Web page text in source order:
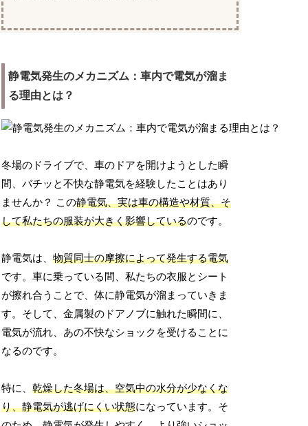
静電気発生のメカニズム：車内で電気が溜ま
る理由とは？
冬場のドライブで、車のドアを開けようとした瞬
間、バチッと不快な静電気を経験したことはあり
ませんか？ この静電気、実は車の構造や材質、そ
して私たちの服装が大きく影響しているのです。
静電気は、物質同士の摩擦によって発生する電気
です。車に乗っている間、私たちの衣服とシート
が擦れ合うことで、体に静電気が溜まっていきま
す。そして、金属製のドアノブに触れた瞬間に、
電気が流れ、あの不快なショックを受けることに
なるのです。
特に、乾燥した冬場は、空気中の水分が少なくな
り、静電気が逃げにくい状態になっています。そ